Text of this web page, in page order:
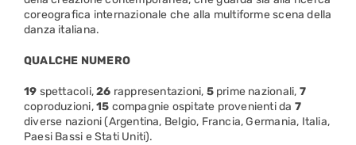
coreografica internazionale che alla multiforme scena della
danza italiana.
QUALCHE NUMERO
19 spettacoli,26 rappresentazioni, 5prime nazionali, 7
coproduzioni,15 compagnie ospitate provenienti da 7
diverse nazioni (Argentina, Belgio, Francia, Germania, Italia,
Paesi Bassi e Stati Uniti).